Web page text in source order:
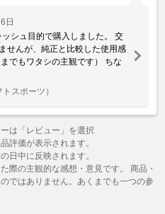
日
シュ目的で購入しました。 交
せんが、純正と比較した使用感
でもワタシの主観です） ちな
スポーツ）
は「レビュー」を選択
評価が表示されます。
日中に反映されます。
際の主観的な感想・意見です。 商品・
ではありません。あくまでも一つの参